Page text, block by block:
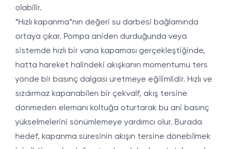
olabilir.
“Hızlı kapanma”nın değeri su darbesi bağlamında
ortaya çıkar. Pompa aniden durduğunda veya
sistemde hızlı bir vana kapaması gerçekleştiğinde,
hatta hareket halindeki akışkanın momentumu ters
yönde bir basınç dalgası üretmeye eğilimlidir. Hızlı ve
sızdırmaz kapanabilen bir çekvalf, akış tersine
dönmeden elemanı koltuğa oturtarak bu ani basınç
yükselmelerini sönümlemeye yardımcı olur. Burada
hedef, kapanma süresinin akışın tersine dönebilmek